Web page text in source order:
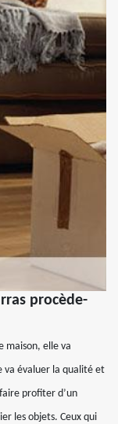
procède-
maison, elle va
va évaluer la qualité et
profiter d’un
les objets. Ceux qui